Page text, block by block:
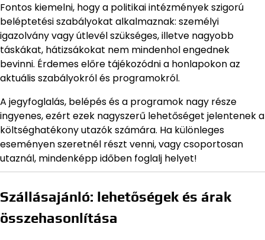
Fontos kiemelni, hogy a politikai intézmények szigorú
beléptetési szabályokat alkalmaznak: személyi
igazolvány vagy útlevél szükséges, illetve nagyobb
táskákat, hátizsákokat nem mindenhol engednek
bevinni. Érdemes előre tájékozódni a honlapokon az
aktuális szabályokról és programokról.
A jegyfoglalás, belépés és a programok nagy része
ingyenes, ezért ezek nagyszerű lehetőséget jelentenek a
költséghatékony utazók számára. Ha különleges
eseményen szeretnél részt venni, vagy csoportosan
utaznál, mindenképp időben foglalj helyet!
Szállásajánló: lehetőségek és árak
összehasonlítása